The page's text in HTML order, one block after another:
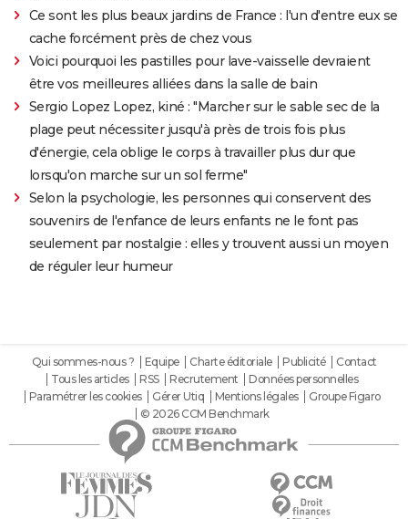
Ce sont les plus beaux jardins de France : l'un d'entre eux se
cache forcément près de chez vous
Voici pourquoi les pastilles pour lave-vaisselle devraient
être vos meilleures alliées dans la salle de bain
Sergio Lopez Lopez, kiné : "Marcher sur le sable sec de la
plage peut nécessiter jusqu'à près de trois fois plus
d'énergie, cela oblige le corps à travailler plus dur que
lorsqu'on marche sur un sol ferme"
Selon la psychologie, les personnes qui conservent des
souvenirs de l'enfance de leurs enfants ne le font pas
seulement par nostalgie : elles y trouvent aussi un moyen
de réguler leur humeur
Qui sommes-nous ? Equipe Charte éditoriale Publicité
Contact
Tous les articles
RSS Recrutement
Données personnelles
Paramétrer les cookies
Gérer Utiq Mentions légales
Groupe Figaro
© 2026 CCM Benchmark